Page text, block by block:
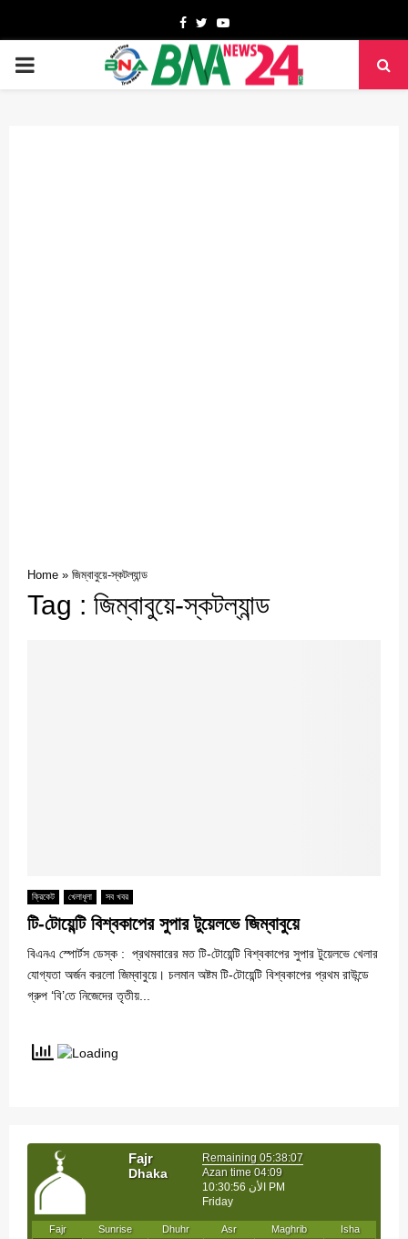
Facebook
TwitterYoutube
PRIMARY
Home » জিম্বাবুয়ে-স্কটল্যান্ড
Tag : জিম্বাবুয়ে-স্কটল্যান্ড
ক্রিকেট খেলাধূলা সব খবর
টি-টোয়েন্টি বিশ্বকাপের সুপার টুয়েলভে জিম্বাবুয়ে
বিএনএ স্পোর্টস ডেস্ক : প্রথমবারের মত টি-টোয়েন্টি বিশ্বকাপের সুপার টুয়েলভে খেলার
যোগ্যতা অর্জন করলো জিম্বাবুয়ে। চলমান অষ্টম টি-টোয়েন্টি বিশ্বকাপের প্রথম রাউন্ডে
গ্রুপ ‘বি’তে নিজেদের তৃতীয়...